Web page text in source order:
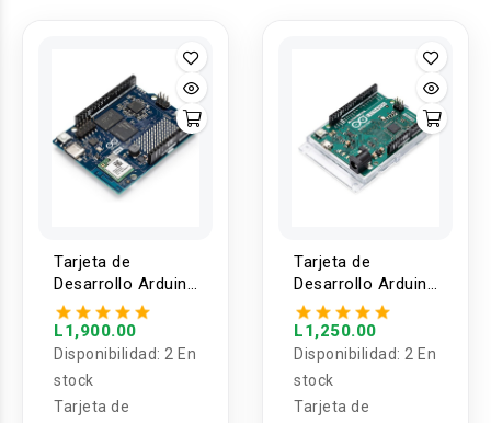
Tarjeta de
Desarrollo Arduino
UNO Q 2GB / 4GB
L1,900.00
Disponibilidad: 2 En
stock
Tarjeta de
Tarjeta de
Desarrollo Arduino
Leonardo Original
R3 ATmega32u4
L1,250.00
Disponibilidad: 2 En
stock
Tarjeta de